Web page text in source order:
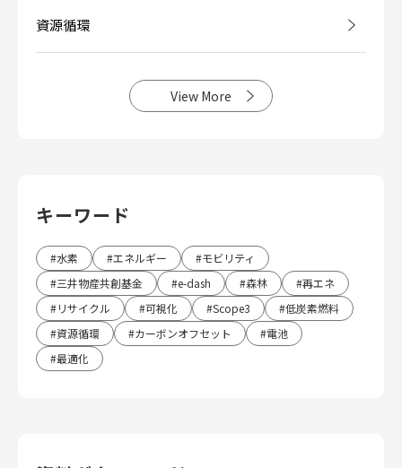
資源循環
View More
キーワード
水素 エネルギー
モビリティ
三井物産共創基金
e-dash 森林
再エネ
リサイクル
可視化 Scope3
低炭素燃料
資源循環
カーボンオフセット
電池
最適化